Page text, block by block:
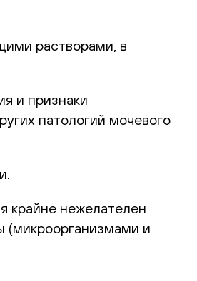
растворами, в
и признаки
патологий мочевого
крайне нежелателен
(микроорганизмами и